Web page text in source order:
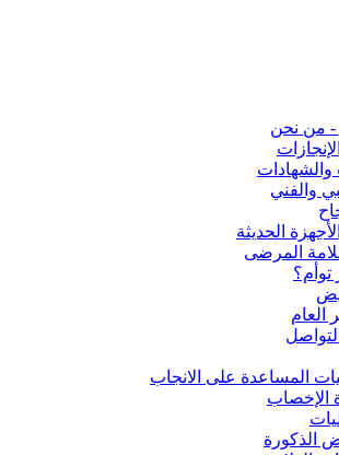
- من نحن
والشهادات
والفني
الحديثة
المرضى
توأم؟
العام
المساعدة على الانجاب
الإخصاب
الذكورة